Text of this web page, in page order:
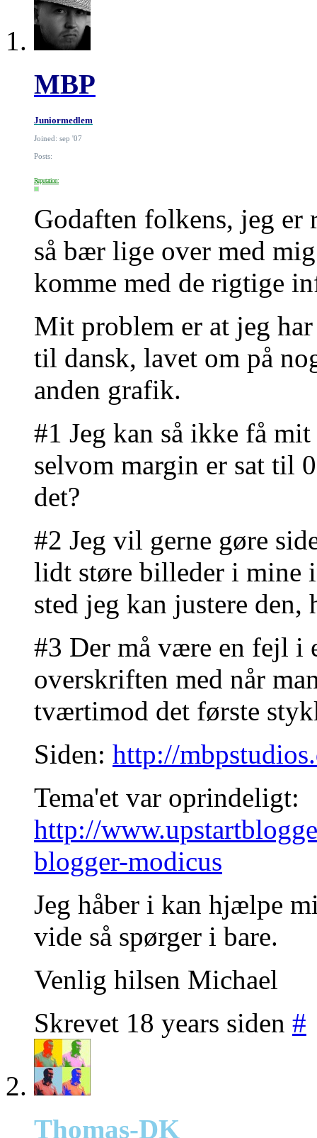
MBP
Juniormedlem
Joined: sep '07
Posts:
Reputation:
Godaften folkens, jeg er
så bær lige over med
komme med de rigtige
Mit problem er at jeg
til dansk, lavet om på
anden grafik.
#1 Jeg kan så ikke få
selvom margin er sat til
det?
#2 Jeg vil gerne gøre
lidt støre billeder i mine
sted jeg kan justere
#3 Der må være en fejl i
overskriften med når
tværtimod det første
Siden: http://
Tema'et var oprindeligt:
http://
blogger-modicus
Jeg håber i kan hjælpe
vide så spørger i bare.
Venlig hilsen Michael
Skrevet 18 years siden #
Thomas-DK